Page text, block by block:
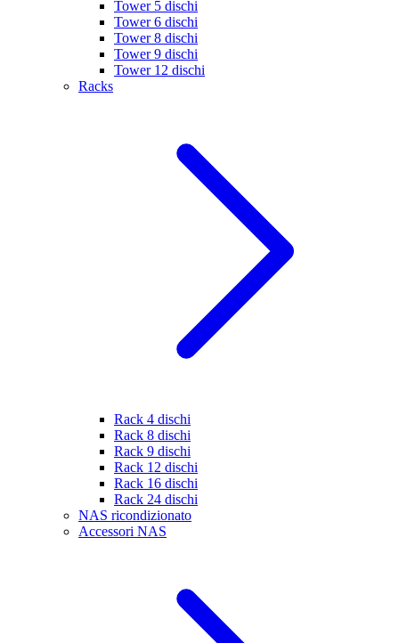
Tower 5 dischi
Tower 6 dischi
Tower 8 dischi
Tower 9 dischi
Tower 12 dischi
Racks
Rack 4 dischi
Rack 8 dischi
Rack 9 dischi
Rack 12 dischi
Rack 16 dischi
Rack 24 dischi
NAS ricondizionato
Accessori NAS